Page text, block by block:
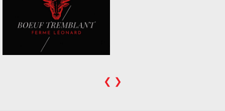
❮ ❯